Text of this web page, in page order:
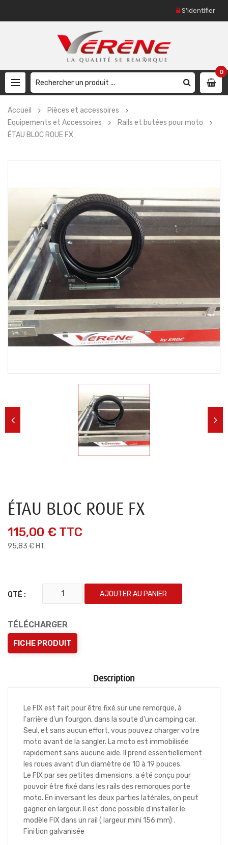
S'identifier
0
Accueil
Pièces et accessoires
Equipements et Accessoires
Rails et butées pour moto
ÉTAU BLOC ROUE FX
ÉTAU BLOC ROUE FX
115,00 € TTC
95,83 € HT.
QTÉ : AJOUTER AU PANIER
TÉLÉCHARGER
FICHE PRODUIT
Description
Le FIX est fait pour être fixé sur une remorque, à
l'arrière d'un fourgon, dans la soute d'un camping car.
Seul, et sans aucun effort, vous pouvez charger votre
moto avant de la sangler. La moto est immobilisée
rapidement sans aucune aide. Il prend essentiellement
les roues avant d'un diamètre de 10 à 19 pouces.
Le FIX par ses petites dimensions, a été conçu pour
pouvoir être fixé dans les rails des remorques porte
moto. En inversant les deux parties latérales, on peut
gagner en largeur. Il est donc possible d'installer le
modèle FIX dans un rail ( largeur mini 156 mm) .
Finition galvanisée